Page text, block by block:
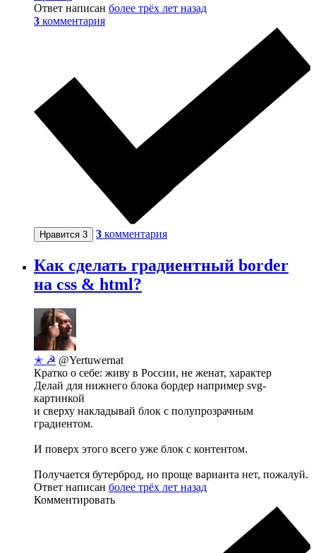
Ответ написан более трёх лет назад
3 комментария
Нравится 3 3 комментария
Как сделать градиентный border
на css & html?
✭ ☭ @Yertuwernat
Кратко о себе: живу в России, не женат, характер
Делай для нижнего блока бордер например svg-
картинкой
и сверху накладывай блок с полупрозрачным
градиентом.
И поверх этого всего уже блок с контентом.
Получается бутерброд, но проще варианта нет, пожалуй.
Ответ написан более трёх лет назад
Комментировать